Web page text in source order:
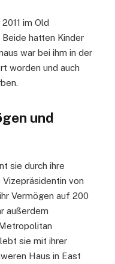
im Old
hatten Kinder
war bei ihm in der
worden und auch
und
sie durch ihre
von
Vermögen auf 200
außerdem
sie mit ihrer
Haus in East